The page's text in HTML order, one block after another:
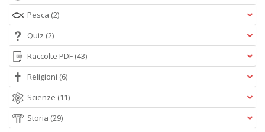
Pesca (2)
Quiz (2)
Raccolte PDF (43)
Religioni (6)
Scienze (11)
Storia (29)